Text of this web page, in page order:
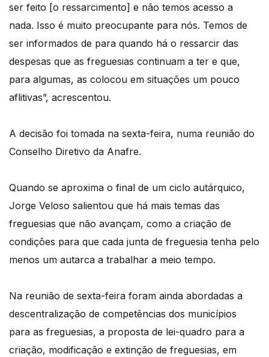
ser feito [o ressarcimento] e não temos acesso a
nada. Isso é muito preocupante para nós. Temos de
ser informados de para quando há o ressarcir das
despesas que as freguesias continuam a ter e que,
para algumas, as colocou em situações um pouco
aflitivas”, acrescentou.
A decisão foi tomada na sexta-feira, numa reunião do
Conselho Diretivo da Anafre.
Quando se aproxima o final de um ciclo autárquico,
Jorge Veloso salientou que há mais temas das
freguesias que não avançam, como a criação de
condições para que cada junta de freguesia tenha pelo
menos um autarca a trabalhar a meio tempo.
Na reunião de sexta-feira foram ainda abordadas a
descentralização de competências dos municípios
para as freguesias, a proposta de lei-quadro para a
criação, modificação e extinção de freguesias, em